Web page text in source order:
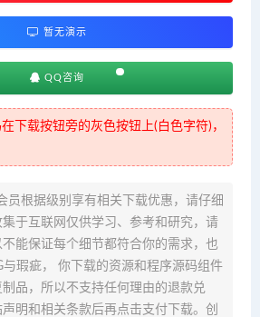
暂无演示
QQ咨询
下载按钮旁的灰色按钮上(白色字符)，
员根据级别享有相关下载优惠，请仔细
于互联网仅供学习、参考和研究，请
能保证每个细节都符合你的需求，也
与瑕疵， 你下载的资源和程序源码组件
品，所以不支持任何理由的退款兑
明和相关条款后再点击支付下载。创